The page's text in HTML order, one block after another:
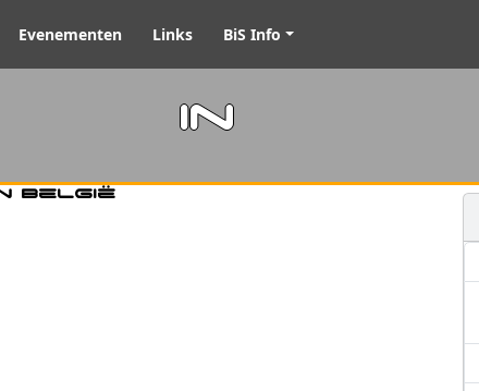
Evenementen Links BiS Info
in
België